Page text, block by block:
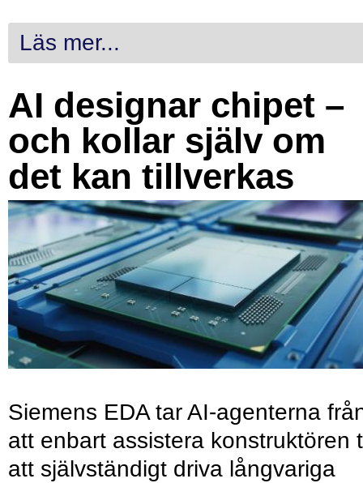
Läs mer...
AI designar chipet –
och kollar själv om
det kan tillverkas
Siemens EDA tar AI-agenterna
att enbart assistera konstruktören
att självständigt driva långvariga